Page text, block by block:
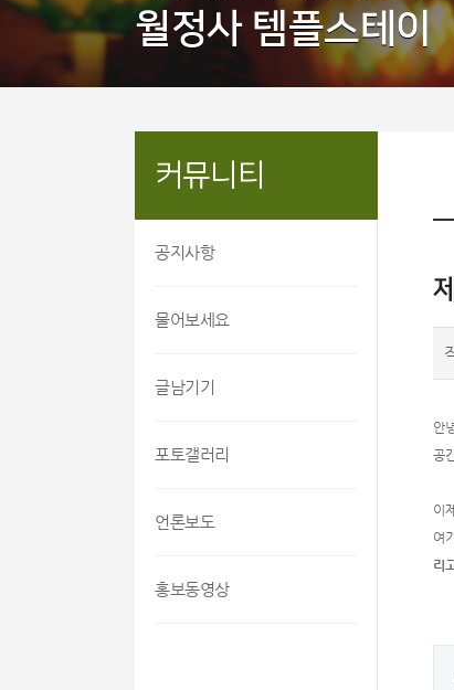
월정사 템플스테이
커뮤니티
공지사항
물어보세요
글남기기
포토갤러리
언론보도
홍보동영상
안
공
이
여
리